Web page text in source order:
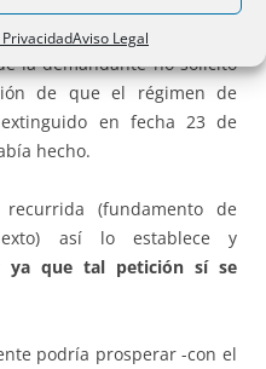
Aviso Legal
en el artículo 24 de
imputable a la sentencia
la demandante no solicitó
de que el régimen de
en fecha 23 de
hecho.
(fundamento de
así lo establece y
ya que tal petición sí se
podría prosperar -con el